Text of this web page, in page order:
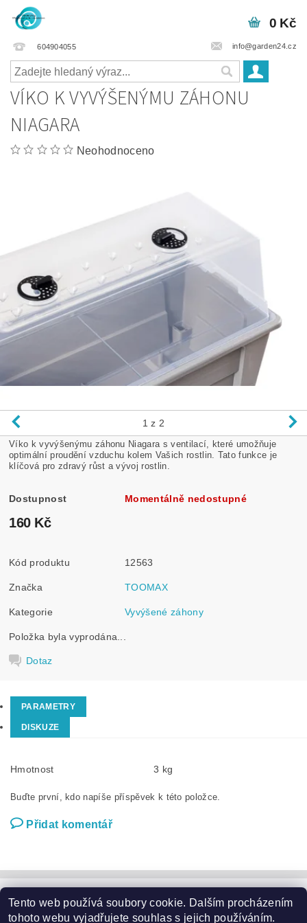
604904055 info@garden24.cz
0 Kč
VÍKO K VYVÝŠENÝMU ZÁHONU
NIAGARA
Neohodnoceno
1 z 2
Víko k vyvýšenýmu záhonu Niagara s ventilací, které umožňuje
optimální proudění vzduchu kolem Vašich rostlin. Tato funkce je
klíčová pro zdravý růst a vývoj rostlin.
Dostupnost Momentálně nedostupné
160 Kč
Kód produktu 12563
Značka TOOMAX
Kategorie Vyvýšené záhony
Položka byla vyprodána...
Dotaz
PARAMETRY
DISKUZE
Hmotnost 3 kg
Buďte první, kdo napíše příspěvek k této položce.
Přidat komentář
Zahradní nábytek | Zahradní křesla | Zahradní stoly |
Zahradní sedací soupravy | Zahradní houpačky | Zahradní lehátka
Tento web používá soubory cookie. Dalším procházením
tohoto webu vyjadřujete souhlas s jejich používáním.